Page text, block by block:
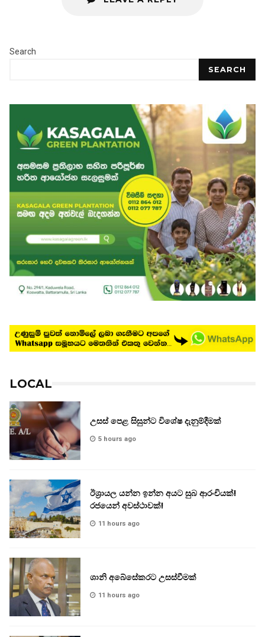
Search
SEARCH
LOCAL
උසස් පෙළ සිසුන්ට විශේෂ දැනුම්දීමක්
5 hours ago
ඊශ්‍රායල යන්න ඉන්න අයට සුබ ආරංචියක්!
‍රජයෙන් අවස්ථාවක්!
11 hours ago
ශානි අබේසේකරට උසස්වීමක්
11 hours ago